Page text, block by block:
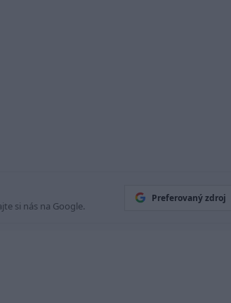
si nás na Google.
Preferovaný zdroj